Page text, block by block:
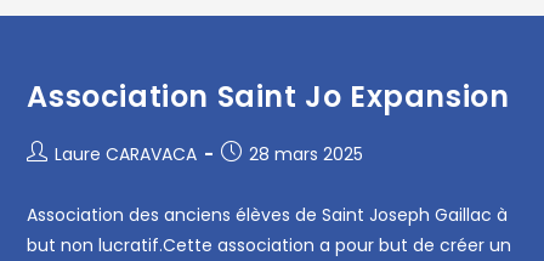
Association Saint Jo Expansion
Laure CARAVACA 28 mars 2025
Association des anciens élèves de Saint Joseph Gaillac à
but non lucratif.Cette association a pour but de créer un